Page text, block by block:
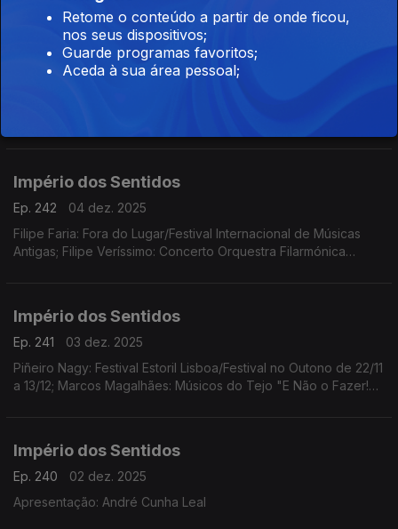
Teatro Tivoli /17.00h
Império dos Sentidos
Ep. 243
05 dez. 2025
Duarte: Festival Internacional e Concurso de Música Infante D.
Império dos Sentidos
Ep. 242
04 dez. 2025
Filipe Faria: Fora do Lugar/Festival Internacional de Músicas
Antigas; Filipe Veríssimo: Concerto Orquestra Filarmónica
Império dos Sentidos
Ep. 241
03 dez. 2025
Piñeiro Nagy: Festival Estoril Lisboa/Festival no Outono de 22/11
a 13/12; Marcos Magalhães: Músicos do Tejo "E Não o Fazer!
Império dos Sentidos
Ep. 240
02 dez. 2025
Apresentação: André Cunha Leal
Retome o conteúdo a partir de onde ficou,
nos seus dispositivos;
Guarde programas favoritos;
Aceda à sua área pessoal;